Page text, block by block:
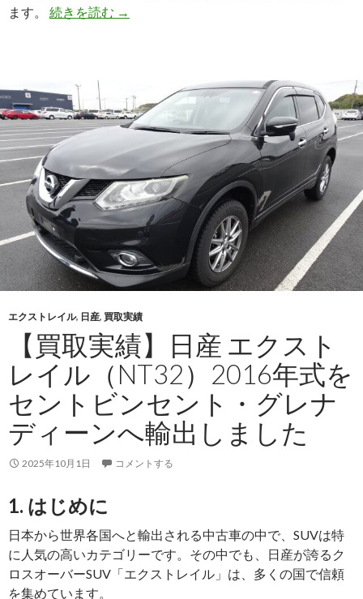
ます。 続きを読む
【買
産
エ
ス
ト
レ
イ
ル
（DBA-
NT32）
年
式
を
セ
ン
ト
ビ
ン
グ
レ
ナ
→
エクストレイル, 日産, 買取実績
【買取実績】日産 エクスト
レイル（NT32）2016年式を
セントビンセント・グレナ
ディーンへ輸出しました
2025年10月1日 コメントする
1. はじめに
日本から世界各国へと輸出される中古車の中で、SUVは特
に人気の高いカテゴリーです。その中でも、日産が誇るク
ロスオーバーSUV「エクストレイル」は、多くの国で信頼
を集めています。